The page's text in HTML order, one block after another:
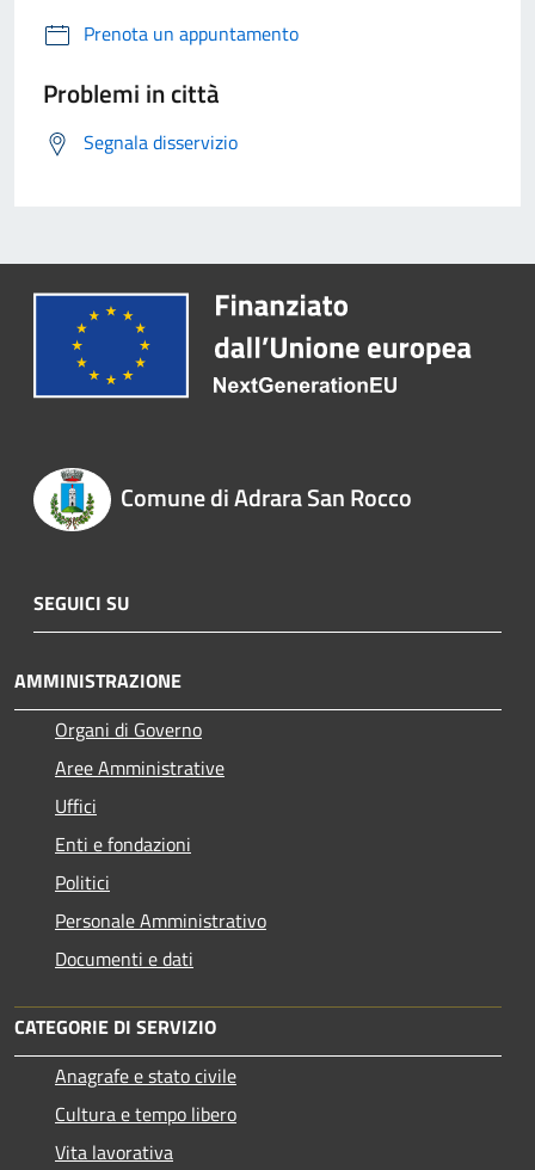
Prenota un appuntamento
Problemi in città
Segnala disservizio
Comune di Adrara San Rocco
SEGUICI SU
AMMINISTRAZIONE
Organi di Governo
Aree Amministrative
Uffici
Enti e fondazioni
Politici
Personale Amministrativo
Documenti e dati
CATEGORIE DI SERVIZIO
Anagrafe e stato civile
Cultura e tempo libero
Vita lavorativa